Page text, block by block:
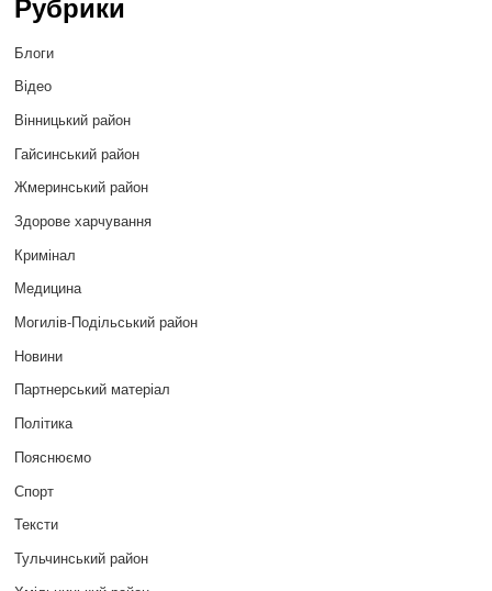
Блоги
Відео
Вінницький район
Гайсинський район
Жмеринський район
Здорове харчування
Кримінал
Медицина
Могилів-Подільський район
Новини
Партнерський матеріал
Політика
Пояснюємо
Спорт
Тексти
Тульчинський район